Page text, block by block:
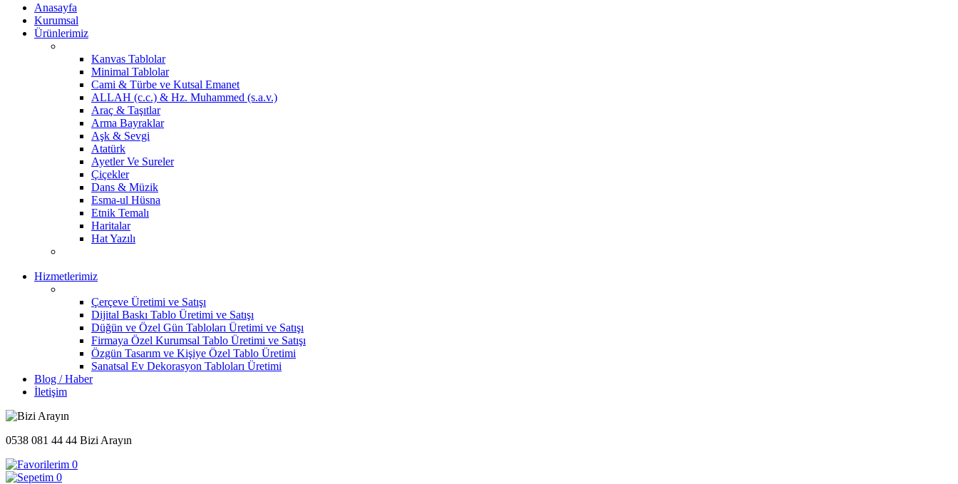
Anasayfa
Kurumsal
Ürünlerimiz
Kanvas Tablolar
Minimal Tablolar
Cami & Türbe ve Kutsal Emanet
ALLAH (c.c.) & Hz. Muhammed (s.a.v.)
Araç & Taşıtlar
Arma Bayraklar
Aşk & Sevgi
Atatürk
Ayetler Ve Sureler
Çiçekler
Dans & Müzik
Esma-ul Hüsna
Etnik Temalı
Haritalar
Hat Yazılı
Hizmetlerimiz
Çerçeve Üretimi ve Satışı
Dijital Baskı Tablo Üretimi ve Satışı
Düğün ve Özel Gün Tabloları Üretimi ve Satışı
Firmaya Özel Kurumsal Tablo Üretimi ve Satışı
Özgün Tasarım ve Kişiye Özel Tablo Üretimi
Sanatsal Ev Dekorasyon Tabloları Üretimi
Blog / Haber
İletişim
0538 081 44 44 Bizi Arayın
0
0